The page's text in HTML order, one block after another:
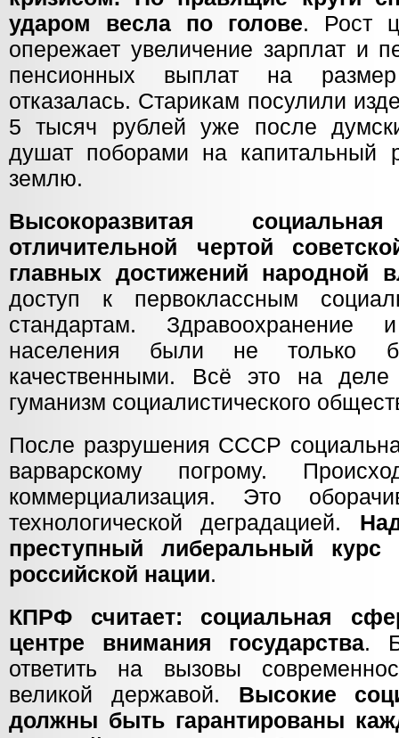
ударом весла по голове. Рост
опережает увеличение зарплат и
пенсионных выплат на
отказалась. Старикам посулили
5 тысяч рублей уже после
душат поборами на капитальный
землю.
Высокоразвитая
отличительной чертой
главных достижений народной
доступ к первоклассным
стандартам. Здравоохранение
населения были не только
качественными. Всё это на
гуманизм социалистического
После разрушения СССР
варварскому погрому.
коммерциализация. Это
технологической деградацией.
преступный либеральный курс
российской нации.
КПРФ считает: социальная
центре внимания государства.
ответить на вызовы
великой державой. Высокие
должны быть гарантированы